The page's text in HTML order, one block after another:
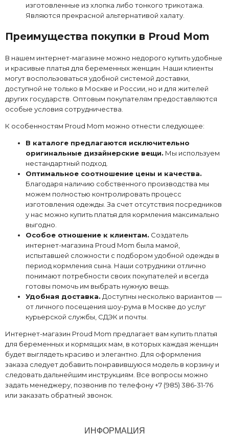
изготовленные из хлопка либо тонкого трикотажа.
Являются прекрасной альтернативой халату.
Преимущества покупки в Proud Mom
В нашем интернет-магазине можно недорого купить удобные
и красивые платья для беременных женщин. Наши клиенты
могут воспользоваться удобной системой доставки,
доступной не только в Москве и России, но и для жителей
других государств. Оптовым покупателям предоставляются
особые условия сотрудничества.
К особенностям Proud Mom можно отнести следующее:
В каталоге предлагаются исключительно
оригинальные дизайнерские вещи. Мы используем
нестандартный подход.
Оптимальное соотношение цены и качества.
Благодаря наличию собственного производства мы
можем полностью контролировать процесс
изготовления одежды. За счет отсутствия посредников
у нас можно купить платья для кормления максимально
выгодно.
Особое отношение к клиентам. Создатель
интернет-магазина Proud Mom была мамой,
испытавшей сложности с подбором удобной одежды в
период кормления сына. Наши сотрудники отлично
понимают потребности своих покупателей и всегда
готовы помочь им выбрать нужную вещь.
Удобная доставка. Доступны несколько вариантов —
от личного посещения шоу-рума в Москве до услуг
курьерской службы, СДЭК и почты.
Интернет-магазин Proud Mom предлагает вам купить платья
для беременных и кормящих мам, в которых каждая женщин
будет выглядеть красиво и элегантно. Для оформления
заказа следует добавить понравившуюся модель в корзину и
следовать дальнейшим инструкциям. Все вопросы можно
задать менеджеру, позвонив по телефону +7 (985) 386-31-76
или заказать обратный звонок.
ИНФОРМАЦИЯ